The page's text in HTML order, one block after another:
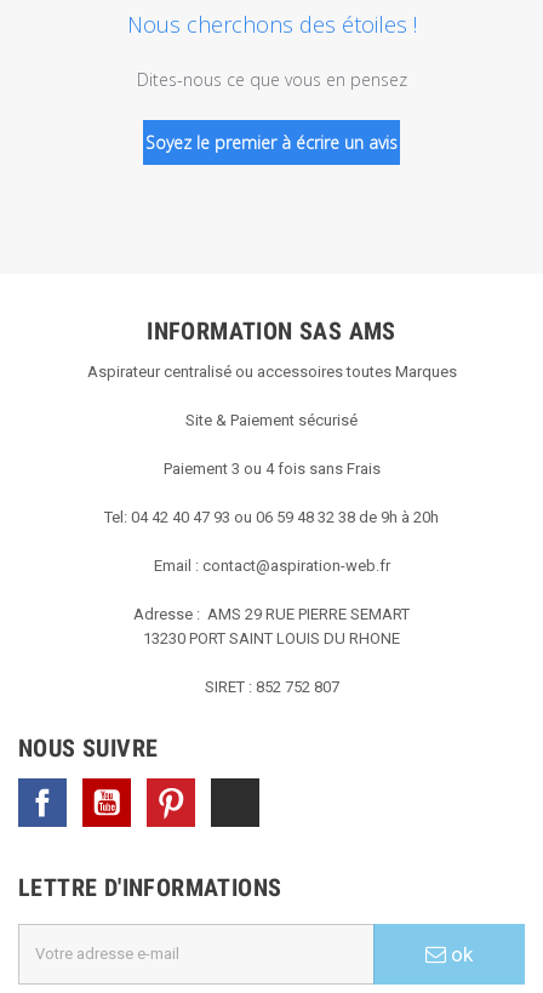
Nous cherchons des étoiles !
Dites-nous ce que vous en pensez
Soyez le premier à écrire un avis
INFORMATION SAS AMS
Aspirateur centralisé ou accessoires toutes Marques
Site & Paiement sécurisé
Paiement 3 ou 4 fois sans Frais
Tel: 04 42 40 47 93 ou 06 59 48 32 38 de 9h à 20h
Email : contact@aspiration-web.fr
Adresse : AMS 29 RUE PIERRE SEMART
13230 PORT SAINT LOUIS DU RHONE
SIRET : 852 752 807
NOUS SUIVRE
Facebook YouTube
LETTRE D'INFORMATIONS
ok